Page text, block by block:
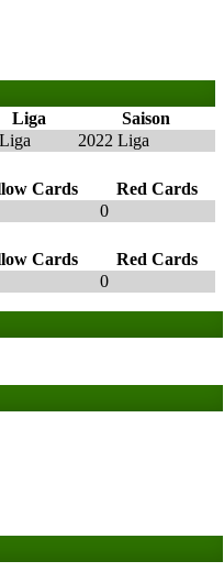
Liga
Saison
2022 Liga
Cards
Red Cards
0
Cards
Red Cards
0